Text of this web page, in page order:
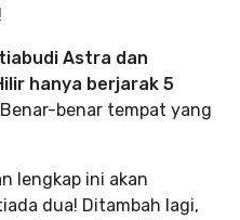
Astra dan
hanya berjarak 5
benar tempat yang
lengkap ini akan
dua! Ditambah lagi,